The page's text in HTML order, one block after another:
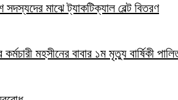
মাঝে ট্যাকটিক্যাল বেল্ট বিতরণ
মহসীনের বাবার ১ম মৃত্যু বার্ষিকী